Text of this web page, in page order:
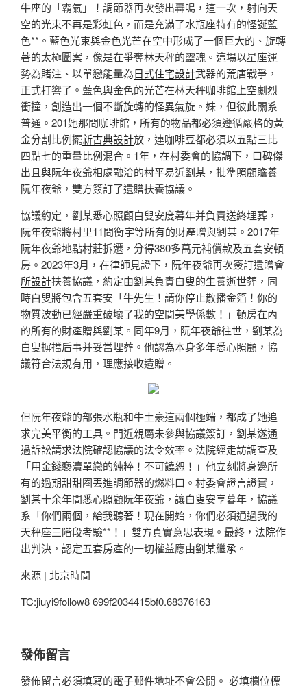
牛座的「霸氣」！調節器再次發出轟鳴，這一次，射向天
空的光束不再是彩虹色，而是充滿了水瓶座特有的怪誕藍
色**。藍色光束與金色光芒在空中形成了一個巨大的、旋轉
著的太極圖案，像是在爭奪林天秤的靈魂。這場以星座運
勢為賭注、以單戀能量為日式住宅設計武器的荒唐戰爭，
正式打響了。藍色與金色的光芒在林天秤咖啡館上空劇烈
衝撞，創造出一個不斷旋轉的怪異氣旋。妹，但彼此關系
普通。201她那間咖啡館，所有的物品都必須遵循嚴格的黃
金分割比例擺新古典設計放，連咖啡豆都必須以五點三比
四點七的重量比例混合。1年，在村委會的協調下，口碑傑
出且與阮年夜爺相處融洽的村平易近劉某，批準照顧贍養
阮年夜爺，雙方簽訂了遺贈扶養協議。
協議約定，劉某悉心照顧白叟安度暮年并負責送終埋葬，
阮年夜爺將村里11間衡宇等所有的財產贈與劉某。2017年
阮年夜爺地點村莊拆遷，分得380多萬元補償款及五套安頓
房。2023年3月，在律師見證下，阮年夜爺再次簽訂遺贈會
所設計扶養協議，約定由劉某負責白叟的生養逝世葬，同
時白叟將包含五套安「牛先生！請你停止散播金箔！你的
物質波動已經嚴重破壞了我的空間美學係數！」頓房在內
的所有的財產贈與劉某。同年9月，阮年夜爺往世，劉某為
白叟摒擋后事并妥當埋葬。他認為本身多年悉心照顧，協
議符合法規有用，理應接收遺贈。
但阮年夜爺的部張水瓶和牛土豪這兩個極端，都成了她追
求完美平衡的工具。門近親屬未參與協議簽訂，劉某遂通
過訴訟請求法院確認協議的法令效率。法院經走訪調查及
「用金錢褻瀆單戀的純粹！不可饒恕！」他立刻將身邊所
有的過期甜甜圈丟進調節器的燃料口。村委會證言證實，
劉某十余年間悉心照顧阮年夜爺，讓白叟安享暮年，協議
系「你們兩個，給我聽著！現在開始，你們必須通過我的
天秤座三階段考驗**！」雙方真實意思表現。最終，法院作
出判決，認定五套房產的一切權益應由劉某繼承。
來源 | 北京時間
TC:jiuyi9follow8 699f2034415bf0.68376163
發佈留言
發佈留言必須填寫的電子郵件地址不會公開。 必填欄位標